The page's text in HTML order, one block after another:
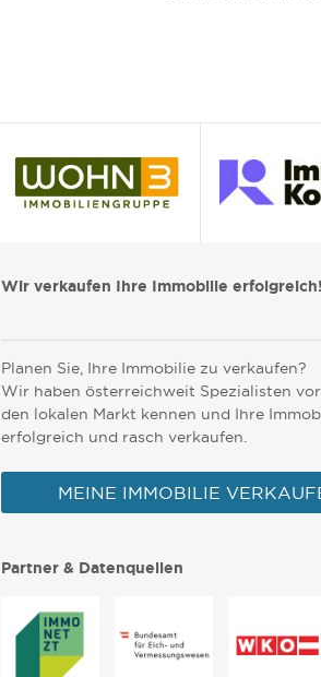
Wir verkaufen Ihre Immobilie erfolgreich!
Planen Sie, Ihre Immobilie zu verkaufen?
Wir haben österreichweit Spezialisten
den lokalen Markt kennen und Ihre
erfolgreich und rasch verkaufen.
MEINE IMMOBILIE
Partner & Datenquellen